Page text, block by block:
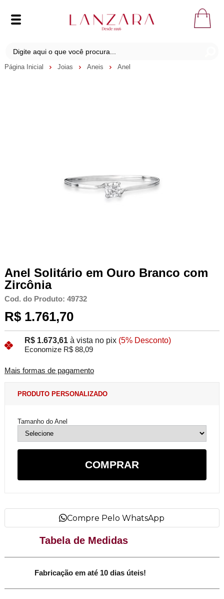
Página Inicial Joias Aneis Anel
Anel Solitário em Ouro Branco com
Zircônia
Cod. do Produto: 49732
R$ 1.761,70
R$ 1.673,61 à vista no pix (5% Desconto)
Economize R$ 88,09
Mais formas de pagamento
PRODUTO PERSONALIZADO
Tamanho do Anel
COMPRAR
Compre Pelo WhatsApp
Tabela de Medidas
Fabricação em até 10 dias úteis!